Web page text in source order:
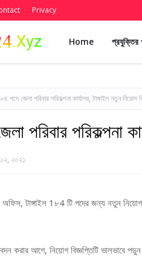
Privacy
Home প্রযুক্তির
পদে জেলা পরিবার পরিকল্পনা কার্যালয়, টাঙ্গাইল নতুন নিয়োগ
পরিবার পরিকল্পনা
২০২১
অফিস, টাঙ্গাইল 1৮4 টি পদের জন্য নতুন নিয়োগ
করার আগে, নিয়োগ বিজ্ঞপ্তিটি ভালভাবে